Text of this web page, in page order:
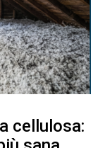
cellulosa: